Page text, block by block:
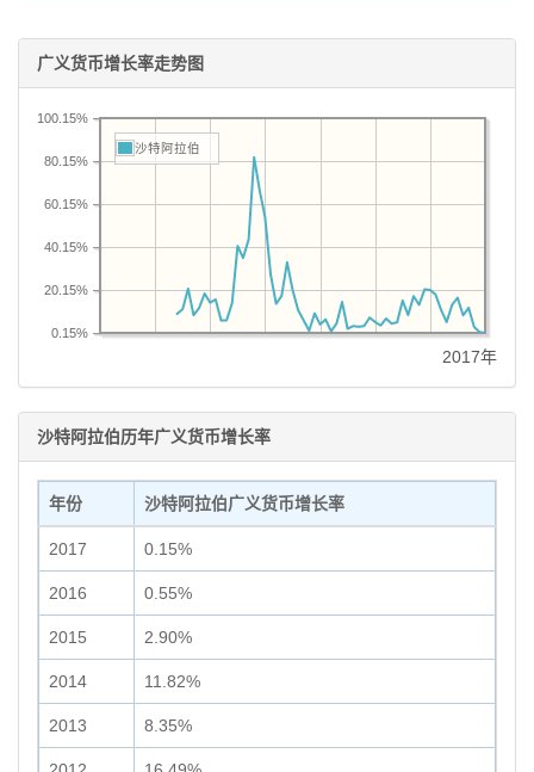
广义货币增长率走势图
0.15%
20.15%
40.15%
60.15%
80.15%
100.15%
沙特阿拉伯
2017年
沙特阿拉伯历年广义货币增长率
年份 沙特阿拉伯广义货币增长率
2017 0.15%
2016 0.55%
2015 2.90%
2014 11.82%
2013 8.35%